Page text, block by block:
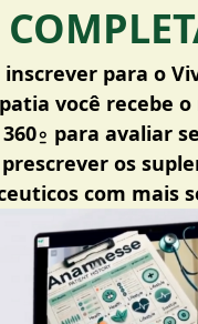
inscrever para o
você recebe o
360⍛ para avaliar
os
com mais